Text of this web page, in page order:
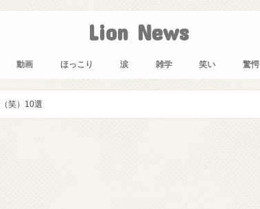
Lion News
動画 ほっこり 涙 雑学 笑い 驚愕
笑）10選